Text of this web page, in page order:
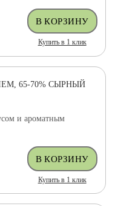
Купить в 1 клик
65-70% СЫРНЫЙ
и ароматным
Купить в 1 клик